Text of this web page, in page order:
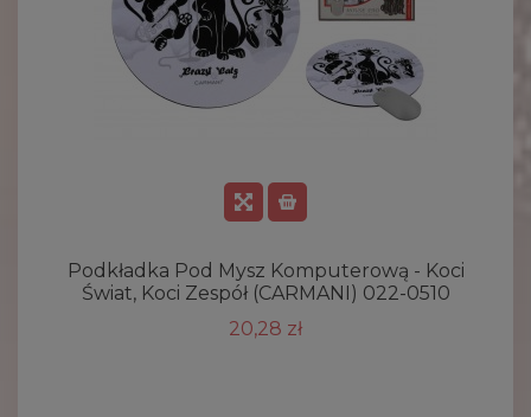
Podkładka Pod Mysz Komputerową - Koci
Świat, Koci Zespół (CARMANI) 022-0510
20,28 zł